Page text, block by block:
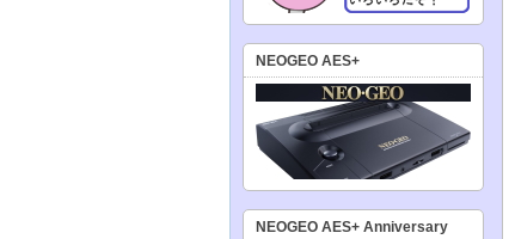
NEOGEO AES+
NEOGEO AES+ Anniversary